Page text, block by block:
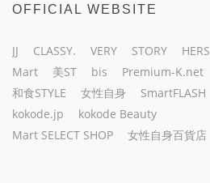
OFFICIAL WEBSITE
JJ CLASSY. VERY STORY
HERS
Mart
美ST bis
Premium-K.net
和食STYLE
女性自身 SmartFLASH
kokode.jp
kokode Beauty
Mart SELECT SHOP
女性自身百貨店